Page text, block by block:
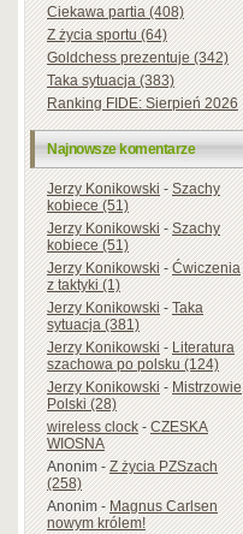
Ciekawa partia (408)
Z życia sportu (64)
Goldchess prezentuje (342)
Taka sytuacja (383)
Ranking FIDE: Sierpień 2026
Najnowsze komentarze
Jerzy Konikowski-Szachy
kobiece (51)
Jerzy Konikowski-Szachy
kobiece (51)
Jerzy Konikowski-Ćwiczenia
z taktyki (1)
Jerzy Konikowski-Taka
sytuacja (381)
Jerzy Konikowski-Literatura
szachowa po polsku (124)
Jerzy Konikowski-Mistrzowie
Polski (28)
wireless clock-CZESKA
WIOSNA
Anonim-Z życia PZSzach
(258)
Anonim-Magnus Carlsen
nowym królem!